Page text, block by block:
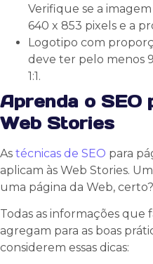
Verifique se a
640 x 853 pixels e a
Logotipo com
deve ter pelo menos
1:1.
Aprenda o SEO
Web Stories
As técnicas de SEO para
aplicam às Web Stories.
uma página da Web, certo?
Todas as informações que
agregam para as boas
considerem essas dicas: